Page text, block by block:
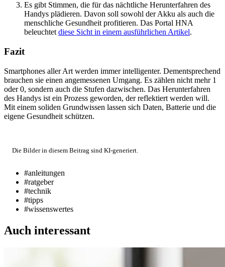
Es gibt Stimmen, die für das nächtliche Herunterfahren des
Handys plädieren. Davon soll sowohl der Akku als auch die
menschliche Gesundheit profitieren. Das Portal HNA
beleuchtetdiese Sicht in einem ausführlichen Artikel.
Fazit
Smartphones aller Art werden immer intelligenter. Dementsprechend
brauchen sie einen angemessenen Umgang. Es zählen nicht mehr 1
oder 0, sondern auch die Stufen dazwischen. Das Herunterfahren
des Handys ist ein Prozess geworden, der reflektiert werden will.
Mit einem soliden Grundwissen lassen sich Daten, Batterie und die
eigene Gesundheit schützen.
Die Bilder in diesem Beitrag sind KI-generiert.
#anleitungen
#ratgeber
#technik
#tipps
#wissenswertes
Auch interessant